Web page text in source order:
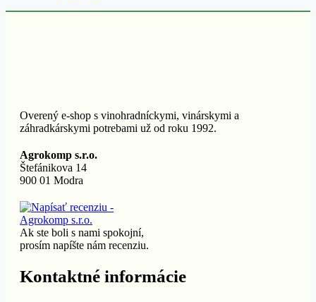
Overený e-shop s vinohradníckymi, vinárskymi a
záhradkárskymi potrebami už od roku 1992.
Agrokomp s.r.o.
Štefánikova 14
900 01 Modra
Ak ste boli s nami spokojní,
prosím napíšte nám recenziu.
Kontaktné informácie